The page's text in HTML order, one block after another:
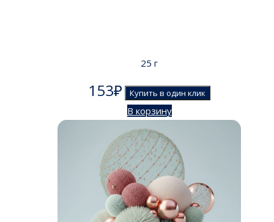
25 г
153₽ Купить в один клик
В корзину